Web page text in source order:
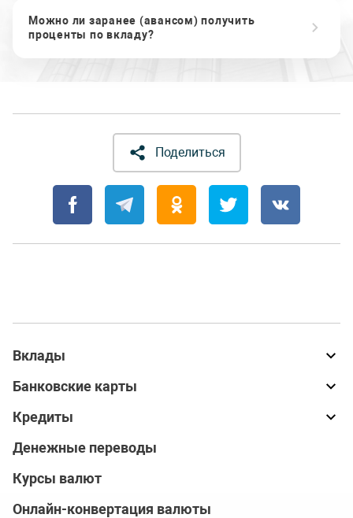
Можно ли заранее (авансом) получить
проценты по вкладу?
Поделиться
Вклады
Банковские карты
Кредиты
Денежные переводы
Курсы валют
Онлайн-конвертация валюты